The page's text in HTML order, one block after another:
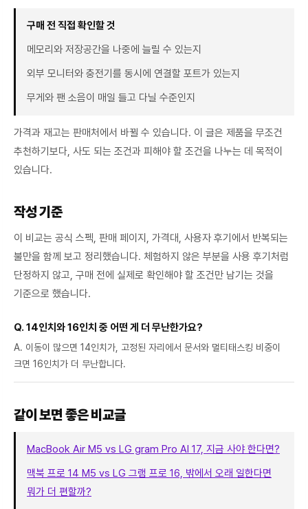
구매 전 직접 확인할 것
메모리와 저장공간을 나중에 늘릴 수 있는지
외부 모니터와 충전기를 동시에 연결할 포트가 있는지
무게와 팬 소음이 매일 들고 다닐 수준인지
가격과 재고는 판매처에서 바뀔 수 있습니다. 이 글은 제품을 무조건
추천하기보다, 사도 되는 조건과 피해야 할 조건을 나누는 데 목적이
있습니다.
작성 기준
이 비교는 공식 스펙, 판매 페이지, 가격대, 사용자 후기에서 반복되는
불만을 함께 보고 정리했습니다. 체험하지 않은 부분을 사용 후기처럼
단정하지 않고, 구매 전에 실제로 확인해야 할 조건만 남기는 것을
기준으로 했습니다.
Q. 14인치와 16인치 중 어떤 게 더 무난한가요?
A. 이동이 많으면 14인치가, 고정된 자리에서 문서와 멀티태스킹 비중이
크면 16인치가 더 무난합니다.
같이 보면 좋은 비교글
MacBook Air M5 vs LG gram Pro AI 17, 지금 사야 한다면?
맥북 프로 14 M5 vs LG 그램 프로 16, 밖에서 오래 일한다면
뭐가 더 편할까?